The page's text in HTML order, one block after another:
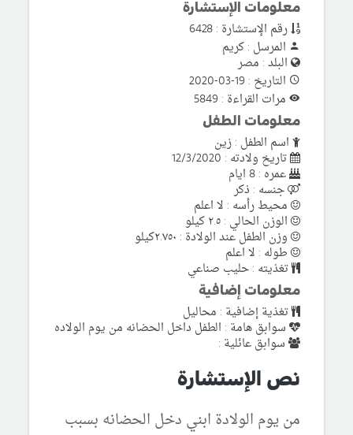
معلومات الإستشارة
رقم الإستشارة : 6428
المرسل : كريم
البلد : مصر
التاريخ : 19-03-2020
مرات القراءة : 5849
معلومات الطفل
اسم الطفل : زين
تاريخ ولادته : 12/3/2020
عمره : 8 ايام
جنسه : ذكر
محيط رأسه : لا اعلم
الوزن الحالي : ٢.٥ كيلو
وزن الطفل عند الولادة : ٢.٧٥٠كيلو
طوله : لا اعلم
تغذيته : حليب صناعي
معلومات إضافية
تغذية إضافية : محاليل
سوابق هامة : الطفل داخل الحضانه من يوم الولاده
سوابق عائلية :
نص الإستشارة
من يوم الولادة ابني دخل الحضانه بسبب